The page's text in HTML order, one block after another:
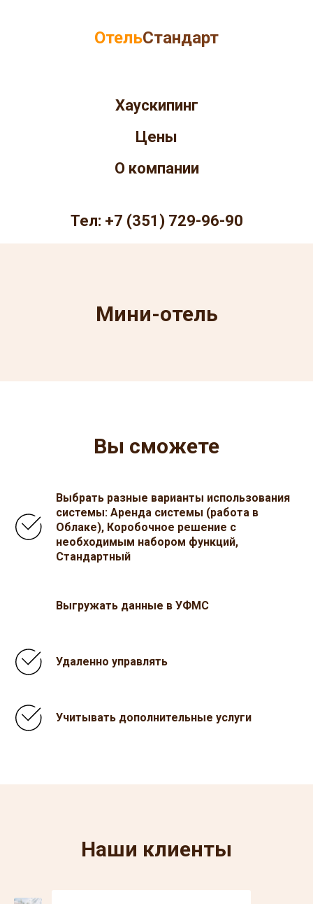
ОтельСтандарт
Хаускипинг
Цены
О компании
Тел: +7 (351) 729-96-90
Мини-отель
Вы сможете
Выбрать разные варианты использования
системы: Аренда системы (работа в
Облаке), Коробочное решение с
необходимым набором функций,
Стандартный
Выгружать данные в УФМС
Удаленно управлять
Учитывать дополнительные услуги
Наши клиенты